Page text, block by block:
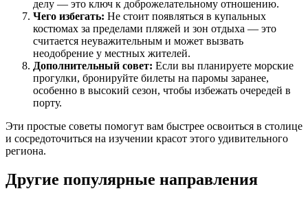
делу — это ключ к доброжелательному отношению.
Чего избегать: Не стоит появляться в купальных
костюмах за пределами пляжей и зон отдыха — это
считается неуважительным и может вызвать
неодобрение у местных жителей.
Дополнительный совет: Если вы планируете морские
прогулки, бронируйте билеты на паромы заранее,
особенно в высокий сезон, чтобы избежать очередей в
порту.
Эти простые советы помогут вам быстрее освоиться в столице
и сосредоточиться на изучении красот этого удивительного
региона.
Другие популярные направления